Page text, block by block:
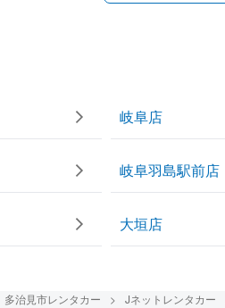
岐阜店
岐阜羽島駅前店
大垣店
多治見市レンタカー Jネットレンタカー